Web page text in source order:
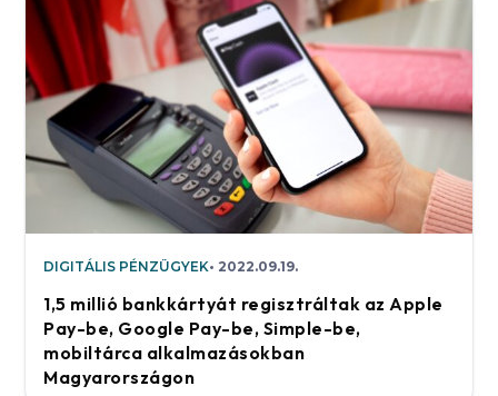
DIGITÁLIS PÉNZÜGYEK 2022.09.19.
1,5 millió bankkártyát regisztráltak az Apple
Pay-be, Google Pay-be, Simple-be,
mobiltárca alkalmazásokban
Magyarországon